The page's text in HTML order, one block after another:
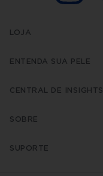
LOJA
ENTENDA SUA PELE
CENTRAL DE INSIGHTS
SOBRE
SUPORTE